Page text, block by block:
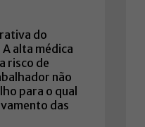
do
alta médica
risco de
não
para o qual
das